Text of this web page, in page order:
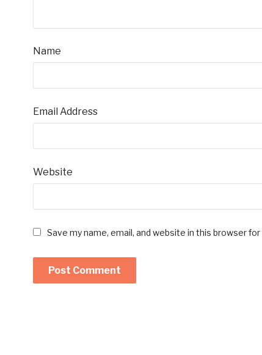
Name
Email Address
Website
Save my name, email, and website in this browser